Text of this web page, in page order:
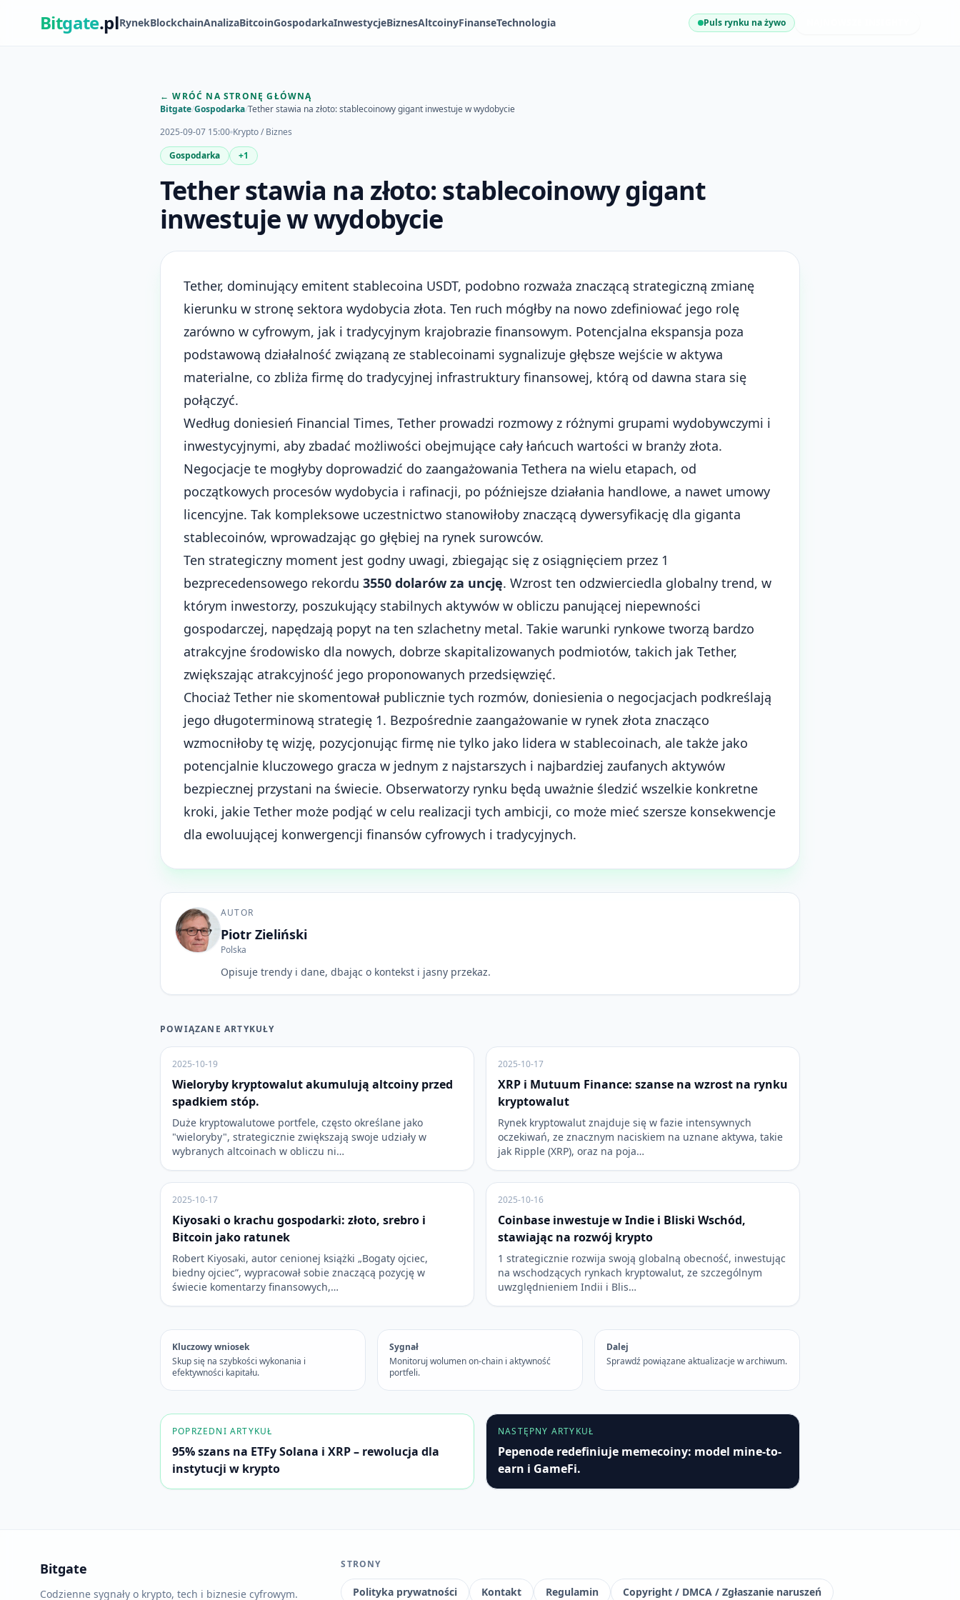
Bitgate.plRynekBlockchainAnalizaBitcoinGospodarkaInwestycjeBiznesAltcoinyFinanseTechnologia Puls rynku na żywo
← WRÓĆ NA STRONĘ GŁÓWNĄ
Bitgate/Gospodarka/Tether stawia na złoto: stablecoinowy gigant inwestuje w wydobycie
2025-09-07 15:00 Krypto / Biznes
Gospodarka
+1
Tether stawia na złoto: stablecoinowy gigant
inwestuje w wydobycie
Tether, dominujący emitent stablecoina USDT, podobno rozważa znaczącą strategiczną zmianę
kierunku w stronę sektora wydobycia złota. Ten ruch mógłby na nowo zdefiniować jego rolę
zarówno w cyfrowym, jak i tradycyjnym krajobrazie finansowym. Potencjalna ekspansja poza
podstawową działalność związaną ze stablecoinami sygnalizuje głębsze wejście w aktywa
materialne, co zbliża firmę do tradycyjnej infrastruktury finansowej, którą od dawna stara się
połączyć.
Według doniesień Financial Times, Tether prowadzi rozmowy z różnymi grupami wydobywczymi i
inwestycyjnymi, aby zbadać możliwości obejmujące cały łańcuch wartości w branży złota.
Negocjacje te mogłyby doprowadzić do zaangażowania Tethera na wielu etapach, od
początkowych procesów wydobycia i rafinacji, po późniejsze działania handlowe, a nawet umowy
licencyjne. Tak kompleksowe uczestnictwo stanowiłoby znaczącą dywersyfikację dla giganta
stablecoinów, wprowadzając go głębiej na rynek surowców.
Ten strategiczny moment jest godny uwagi, zbiegając się z osiągnięciem przez 1
bezprecedensowego rekordu 3550 dolarów za uncję. Wzrost ten odzwierciedla globalny trend, w
którym inwestorzy, poszukujący stabilnych aktywów w obliczu panującej niepewności
gospodarczej, napędzają popyt na ten szlachetny metal. Takie warunki rynkowe tworzą bardzo
atrakcyjne środowisko dla nowych, dobrze skapitalizowanych podmiotów, takich jak Tether,
zwiększając atrakcyjność jego proponowanych przedsięwzięć.
Chociaż Tether nie skomentował publicznie tych rozmów, doniesienia o negocjacjach podkreślają
jego długoterminową strategię 1. Bezpośrednie zaangażowanie w rynek złota znacząco
wzmocniłoby tę wizję, pozycjonując firmę nie tylko jako lidera w stablecoinach, ale także jako
potencjalnie kluczowego gracza w jednym z najstarszych i najbardziej zaufanych aktywów
bezpiecznej przystani na świecie. Obserwatorzy rynku będą uważnie śledzić wszelkie konkretne
kroki, jakie Tether może podjąć w celu realizacji tych ambicji, co może mieć szersze konsekwencje
dla ewoluującej konwergencji finansów cyfrowych i tradycyjnych.
AUTOR
Piotr Zieliński
Polska
Opisuje trendy i dane, dbając o kontekst i jasny przekaz.
POWIĄZANE ARTYKUŁY
2025-10-19
Wieloryby kryptowalut akumulują altcoiny przed
spadkiem stóp.
Duże kryptowalutowe portfele, często określane jako
"wieloryby", strategicznie zwiększają swoje udziały w
wybranych altcoinach w obliczu ni…
2025-10-17
XRP i Mutuum Finance: szanse na wzrost na rynku
kryptowalut
Rynek kryptowalut znajduje się w fazie intensywnych
oczekiwań, ze znacznym naciskiem na uznane aktywa, takie
jak Ripple (XRP), oraz na poja…
2025-10-17
Kiyosaki o krachu gospodarki: złoto, srebro i
Bitcoin jako ratunek
Robert Kiyosaki, autor cenionej książki „Bogaty ojciec,
biedny ojciec”, wypracował sobie znaczącą pozycję w
świecie komentarzy finansowych,…
2025-10-16
Coinbase inwestuje w Indie i Bliski Wschód,
stawiając na rozwój krypto
1 strategicznie rozwija swoją globalną obecność, inwestując
na wschodzących rynkach kryptowalut, ze szczególnym
uwzględnieniem Indii i Blis…
Kluczowy wniosek
Skup się na szybkości wykonania i
efektywności kapitału.
Sygnał
Monitoruj wolumen on-chain i aktywność
portfeli.
Dalej
Sprawdź powiązane aktualizacje w archiwum.
POPRZEDNI ARTYKUŁ
95% szans na ETFy Solana i XRP – rewolucja dla
instytucji w krypto
NASTĘPNY ARTYKUŁ
Pepenode redefiniuje memecoiny: model mine-to-
earn i GameFi.
Bitgate
Codzienne sygnały o krypto, tech i biznesie cyfrowym.
STRONY
Polityka prywatności Kontakt Regulamin Copyright / DMCA / Zgłaszanie naruszeń